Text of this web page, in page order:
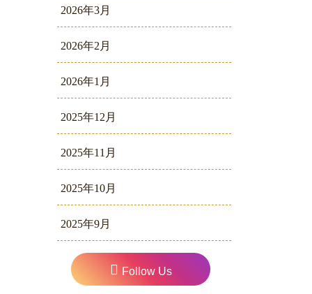
2026年3月
2026年2月
2026年1月
2025年12月
2025年11月
2025年10月
2025年9月
Follow Us